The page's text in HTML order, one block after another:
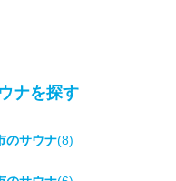
ナを探す
のサウナ(8)